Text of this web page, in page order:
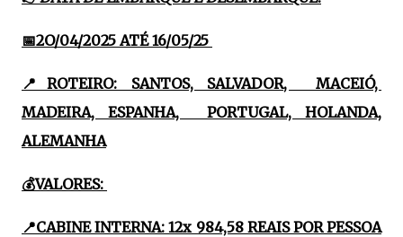
📅2O/04/2025 ATÉ 16/05/25
📍ROTEIRO: SANTOS, SALVADOR, MACEIÓ,
MADEIRA, ESPANHA, PORTUGAL, HOLANDA,
ALEMANHA
💰VALORES:
📍CABINE INTERNA: 12x 984,58 REAIS POR PESSOA